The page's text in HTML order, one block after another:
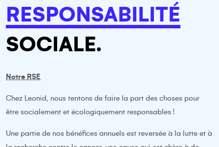
RESPONSABILITÉ
SOCIALE.
Notre RSE
Chez Leonid, nous tentons de faire la part des choses pour
être socialement et écologiquement responsables !
Une partie de nos bénéfices annuels est reversée à la lutte et à